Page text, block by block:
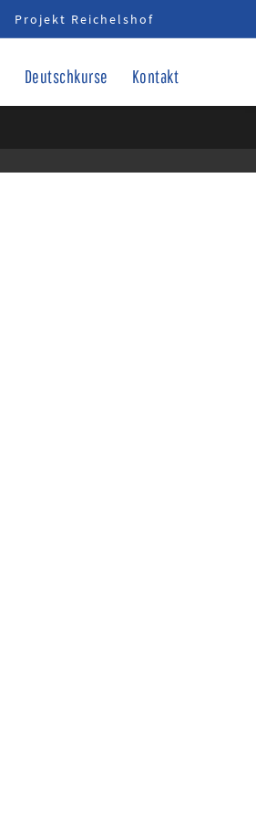
Projekt Reichelshof
Deutschkurse Kontakt